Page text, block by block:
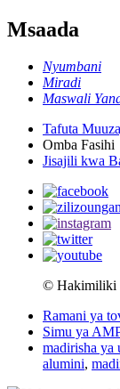
Msaada
Nyumbani
Miradi
Maswali
Tafuta
Omba Fasihi
Jisajili kwa
© Hakimiliki
Ramani ya
Simu ya
madirisha ya
alumini,